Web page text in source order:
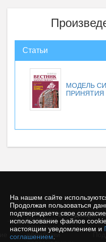
На нашем сайте
Продолжая пользоваться
подтверждаете свое
использование файлов
настоящим уведомлением и
соглашением
Статьи
МОДЕЛЬ
ПРИНЯТИЯ
© "Редакция
Политика
защиты и
обработки